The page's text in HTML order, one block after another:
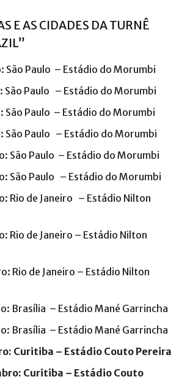
E AS CIDADES DA TURNÊ
São Paulo – Estádio do Morumbi
São Paulo – Estádio do Morumbi
São Paulo – Estádio do Morumbi
São Paulo – Estádio do Morumbi
São Paulo – Estádio do Morumbi
São Paulo – Estádio do Morumbi
Rio de Janeiro – Estádio Nilton
Rio de Janeiro – Estádio Nilton
Rio de Janeiro – Estádio Nilton
Brasília – Estádio Mané Garrincha
Brasília – Estádio Mané Garrincha
Curitiba – Estádio Couto Pereira
Curitiba – Estádio Couto